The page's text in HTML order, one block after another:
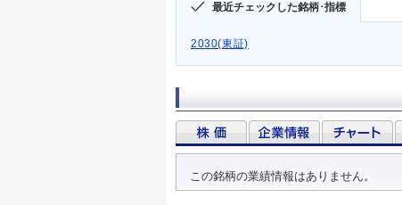
最近チェックした銘柄･指標
2030(東証)